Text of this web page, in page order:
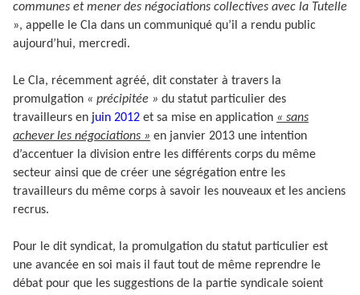
communes et mener des négociations collectives avec la Tutelle
», appelle le Cla dans un communiqué qu’il a rendu public
aujourd’hui, mercredi.
Le Cla, récemment agréé, dit constater à travers la
promulgation « précipitée » du statut particulier des
travailleurs en juin 2012 et sa mise en application « sans
achever les négociations » en janvier 2013 une intention
d’accentuer la division entre les différents corps du même
secteur ainsi que de créer une ségrégation entre les
travailleurs du même corps à savoir les nouveaux et les anciens
recrus.
Pour le dit syndicat, la promulgation du statut particulier est
une avancée en soi mais il faut tout de même reprendre le
débat pour que les suggestions de la partie syndicale soient